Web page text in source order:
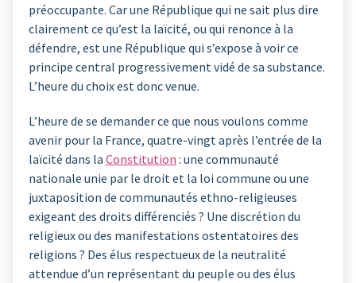
préoccupante. Car une République qui ne sait plus dire
clairement ce qu’est la laïcité, ou qui renonce à la
défendre, est une République qui s’expose à voir ce
principe central progressivement vidé de sa substance.
L’heure du choix est donc venue.
L’heure de se demander ce que nous voulons comme
avenir pour la France, quatre-vingt après l’entrée de la
laïcité dans la Constitution : une communauté
nationale unie par le droit et la loi commune ou une
juxtaposition de communautés ethno-religieuses
exigeant des droits différenciés ? Une discrétion du
religieux ou des manifestations ostentatoires des
religions ? Des élus respectueux de la neutralité
attendue d’un représentant du peuple ou des élus